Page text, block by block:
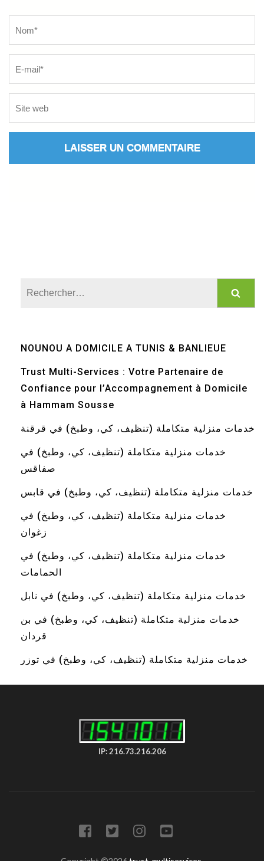
NOUNOU A DOMICILE A TUNIS & BANLIEUE
Trust Multi-Services : Votre Partenaire de
Confiance pour l’Accompagnement à Domicile
à Hammam Sousse
خدمات منزلية متكاملة (تنظيف، كي، وطبخ) في قرقنة
خدمات منزلية متكاملة (تنظيف، كي، وطبخ) في
صفاقس
خدمات منزلية متكاملة (تنظيف، كي، وطبخ) في قابس
خدمات منزلية متكاملة (تنظيف، كي، وطبخ) في
زغوان
خدمات منزلية متكاملة (تنظيف، كي، وطبخ) في
الحمامات
خدمات منزلية متكاملة (تنظيف، كي، وطبخ) في نابل
خدمات منزلية متكاملة (تنظيف، كي، وطبخ) في بن
قردان
خدمات منزلية متكاملة (تنظيف، كي، وطبخ) في توزر
IP: 216.73.216.206